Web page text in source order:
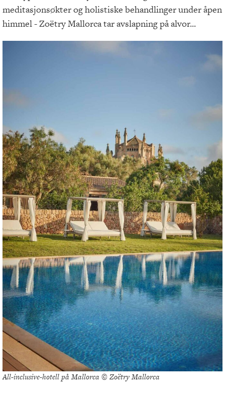
meditasjonsøkter og holistiske behandlinger under åpen
himmel - Zoëtry Mallorca tar avslapning på alvor...
All-inclusive-hotell på Mallorca © Zoëtry Mallorca